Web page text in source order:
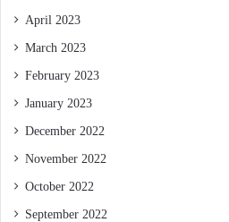
April 2023
March 2023
February 2023
January 2023
December 2022
November 2022
October 2022
September 2022